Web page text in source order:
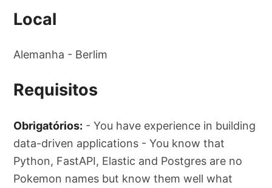
Local
Alemanha - Berlim
Requisitos
Obrigatórios: - You have experience in building
data-driven applications - You know that
Python, FastAPI, Elastic and Postgres are no
Pokemon names but know them well what